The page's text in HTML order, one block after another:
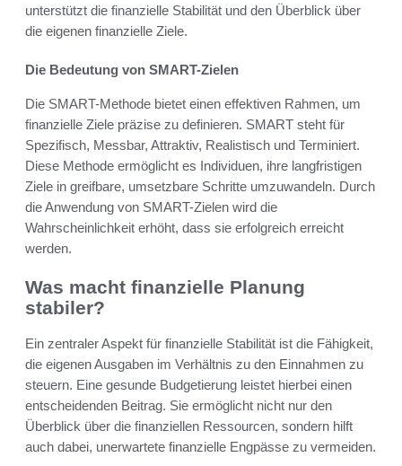
unterstützt die finanzielle Stabilität und den Überblick über
die eigenen finanzielle Ziele.
Die Bedeutung von SMART-Zielen
Die SMART-Methode bietet einen effektiven Rahmen, um
finanzielle Ziele präzise zu definieren. SMART steht für
Spezifisch, Messbar, Attraktiv, Realistisch und Terminiert.
Diese Methode ermöglicht es Individuen, ihre langfristigen
Ziele in greifbare, umsetzbare Schritte umzuwandeln. Durch
die Anwendung von SMART-Zielen wird die
Wahrscheinlichkeit erhöht, dass sie erfolgreich erreicht
werden.
Was macht finanzielle Planung
stabiler?
Ein zentraler Aspekt für finanzielle Stabilität ist die Fähigkeit,
die eigenen Ausgaben im Verhältnis zu den Einnahmen zu
steuern. Eine gesunde Budgetierung leistet hierbei einen
entscheidenden Beitrag. Sie ermöglicht nicht nur den
Überblick über die finanziellen Ressourcen, sondern hilft
auch dabei, unerwartete finanzielle Engpässe zu vermeiden.